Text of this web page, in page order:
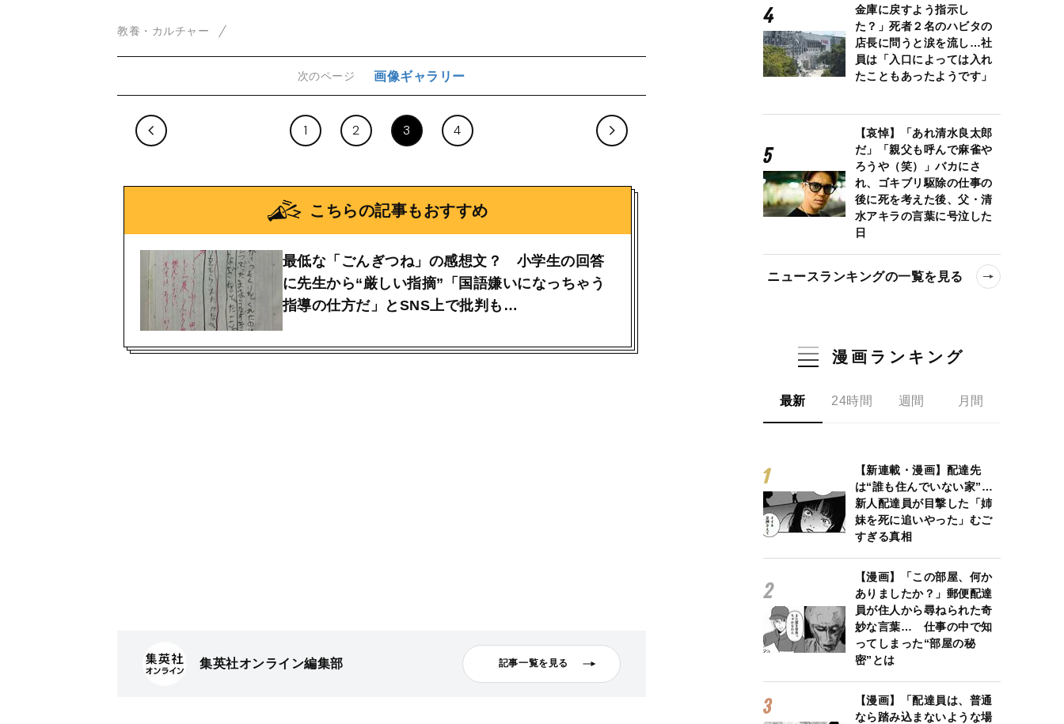
教養・カルチャー
次のページ 画像ギャラリー
1 2 3 4
こちらの記事もおすすめ
最低な「ごんぎつね」の感想文？ 小学生の回答
に先生から“厳しい指摘”「国語嫌いになっちゃう
指導の仕方だ」とSNS上で批判も…
記事一覧を見る
集英社オンライン編集部
金庫に戻すよう指示し
た？」死者２名のハビタの
店長に問うと涙を流し…社
員は「入口によっては入れ
たこともあったようです」
【哀悼】「あれ清水良太郎
だ」「親父も呼んで麻雀や
ろうや（笑）」バカにさ
れ、ゴキブリ駆除の仕事の
後に死を考えた後、父・清
水アキラの言葉に号泣した
日
ニュースランキングの一覧を見る
漫画ランキング
最新 24時間 週間 月間
【新連載・漫画】配達先
は“誰も住んでいない家”…
新人配達員が目撃した「姉
妹を死に追いやった」むご
すぎる真相
【漫画】「この部屋、何か
ありましたか？」郵便配達
員が住人から尋ねられた奇
妙な言葉… 仕事の中で知
ってしまった“部屋の秘
密”とは
【漫画】「配達員は、普通
なら踏み込まないような場